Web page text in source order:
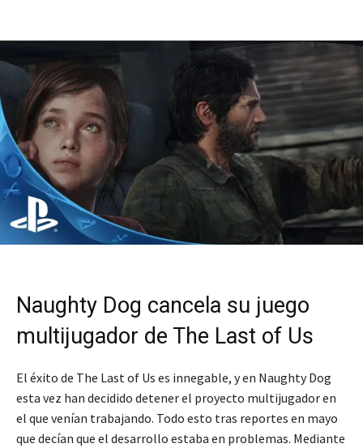
Naughty Dog cancela su juego
multijugador de The Last of Us
El éxito de The Last of Us es innegable, y en Naughty Dog
esta vez han decidido detener el proyecto multijugador en
el que venían trabajando. Todo esto tras reportes en mayo
que decían que el desarrollo estaba en problemas. Mediante